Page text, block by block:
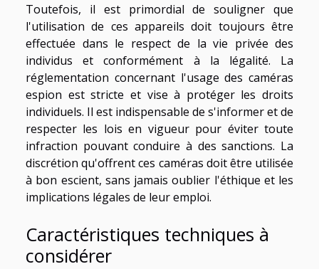
Toutefois, il est primordial de souligner que
l'utilisation de ces appareils doit toujours être
effectuée dans le respect de la vie privée des
individus et conformément à la légalité. La
réglementation concernant l'usage des caméras
espion est stricte et vise à protéger les droits
individuels. Il est indispensable de s'informer et de
respecter les lois en vigueur pour éviter toute
infraction pouvant conduire à des sanctions. La
discrétion qu'offrent ces caméras doit être utilisée
à bon escient, sans jamais oublier l'éthique et les
implications légales de leur emploi.
Caractéristiques techniques à
considérer